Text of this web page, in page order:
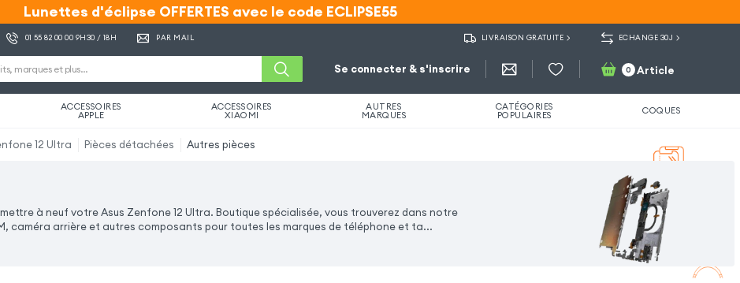
Lunettes d'éclipse OFFERTES avec le code ECLIPSE55
Lunettes d'éclipse OFFERTES avec le code ECLIPSE55
01 55 82 00 00 9H30 / 18H PAR MAIL LIVRAISON GRATUITE ECHANGE 30J
Se connecter & s'inscrire 0 Article
ACCESSOIRES
APPLE
ACCESSOIRES
XIAOMI
AUTRES
MARQUES
CATÉGORIES
POPULAIRES COQUES
12 Ultra Pièces détachées Autres pièces
à neuf votre Asus Zenfone 12 Ultra. Boutique spécialisée, vous trouverez dans notre
caméra arrière et autres composants pour toutes les marques de téléphone et ta...